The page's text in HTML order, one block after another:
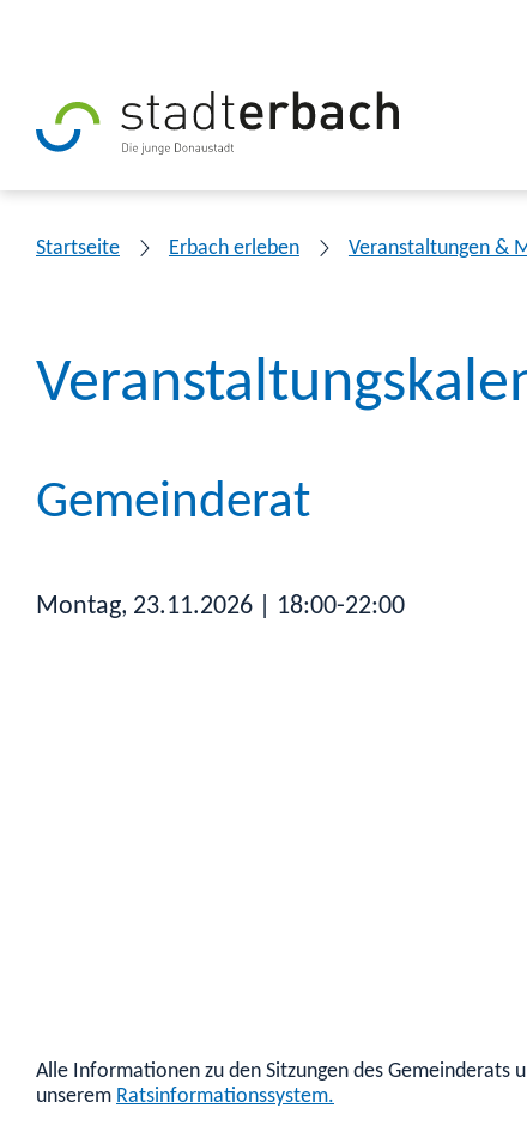
Startseite Erbach erleben Veranstaltungen &
Montag, 23.11.2026 | 18:00-22:00
Gemeinderat
Alle Informationen zu den Sitzungen des Gemeinderats
unserem Ratsinformationssystem.